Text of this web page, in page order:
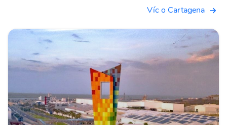
Víc o Cartagena